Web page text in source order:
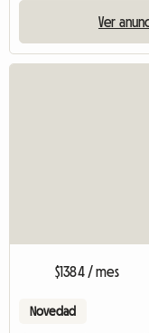
Ver
$1384 / mes
Novedad